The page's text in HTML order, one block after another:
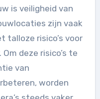
is veiligheid van
zijn vaak
talloze risico’s voor
deze risico’s te
van
worden